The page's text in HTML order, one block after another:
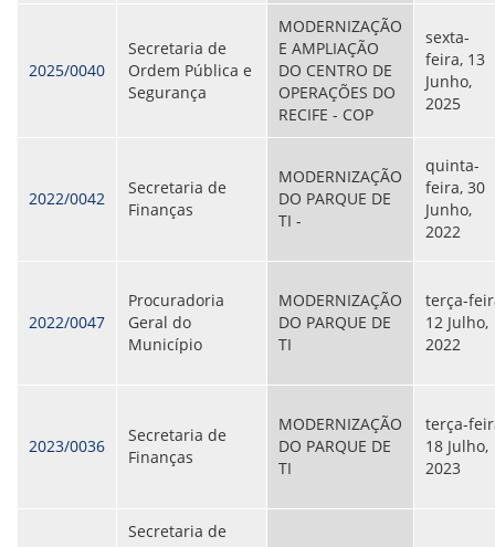
2025/0040
Secretaria de
Ordem Pública e
Segurança
MODERNIZAÇÃO
E AMPLIAÇÃO
DO CENTRO DE
OPERAÇÕES DO
RECIFE - COP
sexta-
feira, 13
Junho,
2025
2022/0042
Secretaria de
Finanças
MODERNIZAÇÃO
DO PARQUE DE
TI -
quinta-
feira, 30
Junho,
2022
2022/0047
Procuradoria
Geral do
Município
MODERNIZAÇÃO
DO PARQUE DE
TI
terça-
12 Julho,
2022
2023/0036
Secretaria de
Finanças
MODERNIZAÇÃO
DO PARQUE DE
TI
terça-
18 Julho,
2023
Secretaria de